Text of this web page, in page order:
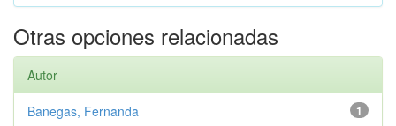
Otras opciones relacionadas
Autor
1
Banegas, Fernanda